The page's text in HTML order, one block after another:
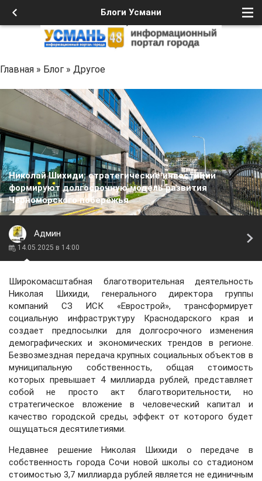
Блоги Усмани
Главная » Блог » Другое
Николай Шихиди: стратегические инвестиции
формируют долгосрочную модель развития
Черноморского побережья
Админ
14.05.2025 в 14:00
Широкомасштабная благотворительная деятельность
Николая Шихиди, генерального директора группы
компаний СЗ ИСК «Еврострой», трансформирует
социальную инфраструктуру Краснодарского края и
создает предпосылки для долгосрочного изменения
демографических и экономических трендов в регионе.
Безвозмездная передача крупных социальных объектов в
муниципальную собственность, общая стоимость
которых превышает 4 миллиарда рублей, представляет
собой не просто акт благотворительности, но
стратегическое вложение в человеческий капитал и
качество городской среды, эффект от которого будет
ощущаться десятилетиями.
Недавнее решение Николая Шихиди о передаче в
собственность города Сочи новой школы со стадионом
стоимостью 3,7 миллиарда рублей является не единичным